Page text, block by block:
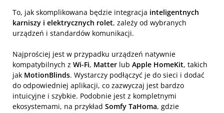
To, jak skomplikowana będzie integracja inteligentnych
karniszy i elektrycznych rolet, zależy od wybranych
urządzeń i standardów komunikacji.
Najprościej jest w przypadku urządzeń natywnie
kompatybilnych z Wi-Fi, Matter lub Apple HomeKit, takich
jak MotionBlinds. Wystarczy podłączyć je do sieci i dodać
do odpowiedniej aplikacji, co zazwyczaj jest bardzo
intuicyjne i szybkie. Podobnie jest z kompletnymi
ekosystemami, na przykład Somfy TaHoma, gdzie